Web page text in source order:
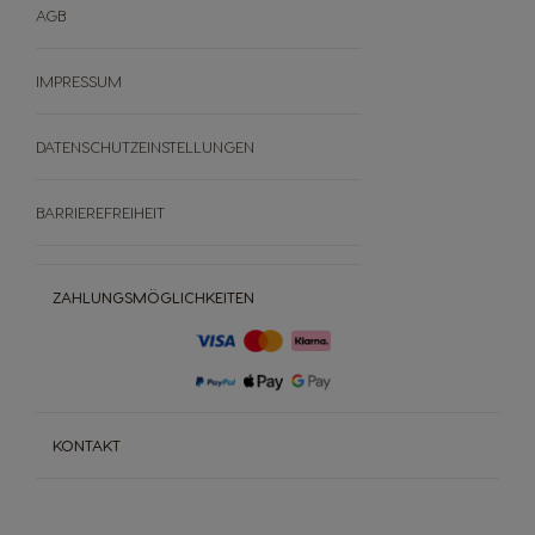
ZAHLUNGSMÖGLICHKEITEN
KONTAKT
AGB
IMPRESSUM
DATENSCHUTZEINSTELLUNGEN
BARRIEREFREIHEIT